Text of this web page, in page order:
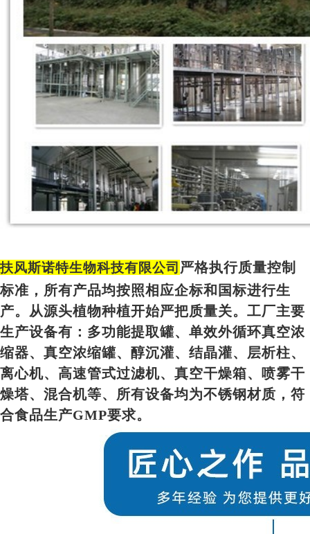
扶风斯诺特生物科技有限公司 严格执行质量控制
标准，所有产品均按照相应企标和国标进行生
产。从源头植物种植开始严把质量关。工厂主要
生产设备有：多功能提取罐、单效外循环真空浓
缩器、真空浓缩罐、醇沉灌、结晶灌、层析柱、
离心机、高速管式过滤机、真空干燥箱、喷雾干
燥塔、混合机等、所有设备均为不锈钢材质，符
合食品生产GMP要求。